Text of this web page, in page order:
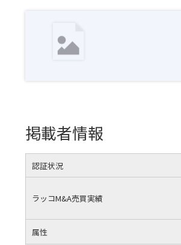
掲載者情報
認証状況
ラッコM&A売買実績
属性